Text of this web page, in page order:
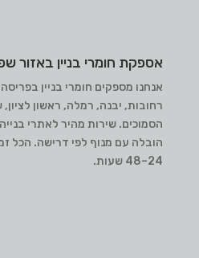
אספקת חומרי בניין באזור
אנחנו מספקים חומרי בניין
רחובות, יבנה, רמלה, ראשון לציון,
הסמוכים. שירות מהיר לאתרי בנייה
הובלה עם מנוף לפי דרישה. הכל
24–48 שעות.